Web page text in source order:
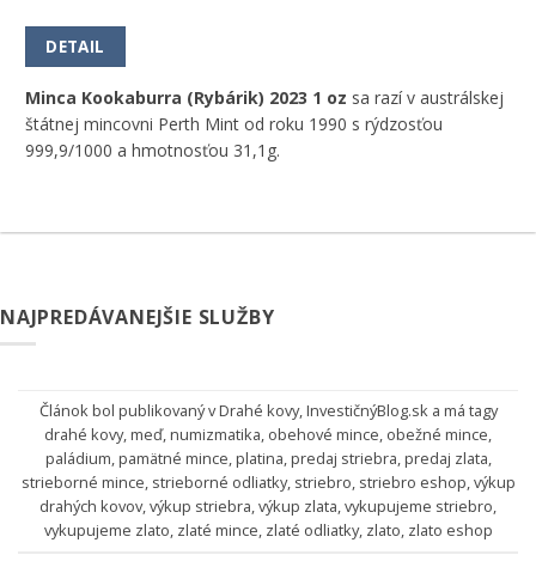
DETAIL
Minca Kookaburra (Rybárik) 2023 1 oz sa razí v austrálskej
štátnej mincovni Perth Mint od roku 1990 s rýdzosťou
999,9/1000 a hmotnosťou 31,1g.
NAJPREDÁVANEJŠIE SLUŽBY
Článok bol publikovaný vDrahé kovy,InvestičnýBlog.ska má tagy
drahé kovy,meď,numizmatika, obehové mince, obežné mince,
paládium,pamätné mince,platina,predaj striebra,predaj zlata,
strieborné mince, strieborné odliatky, striebro, striebro eshop,výkup
drahých kovov,výkup striebra,výkup zlata,vykupujeme striebro,
vykupujeme zlato, zlaté mince, zlaté odliatky, zlato, zlato eshop